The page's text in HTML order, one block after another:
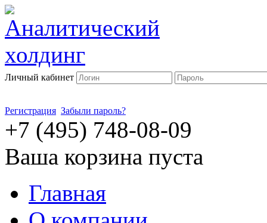
Личный кабинет
Регистрация Забыли пароль?
+7 (495) 748-08-09
Ваша корзина пуста
Главная